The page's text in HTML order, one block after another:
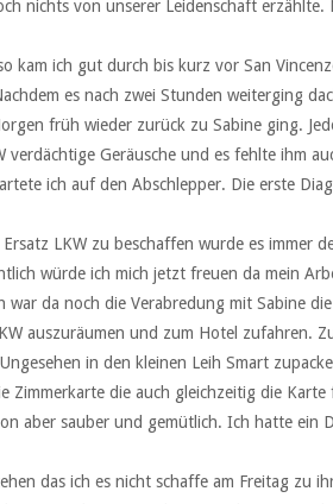
nichts von unserer Leidenschaft erzählte.
kam ich gut durch bis kurz vor San
es nach zwei Stunden weiterging
früh wieder zurück zu Sabine ging.
Geräusche und es fehlte ihm
ich auf den Abschlepper. Die erste
LKW zu beschaffen wurde es immer
würde ich mich jetzt freuen da mein
da noch die Verabredung mit Sabine
auszuräumen und zum Hotel zufahren.
in den kleinen Leih Smart
Zimmerkarte die auch gleichzeitig die
aber sauber und gemütlich. Ich hatte ein
das ich es nicht schaffe am Freitag zu